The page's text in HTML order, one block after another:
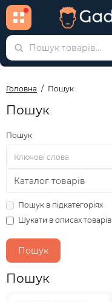
Головна Пошук
Пошук
Пошук
Пошук в підкатегоріях
Шукати в описах товарів
Пошук